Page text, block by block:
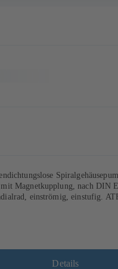
mit Magnetkupplung, nach DIN
einströmig, einstufig.
Details